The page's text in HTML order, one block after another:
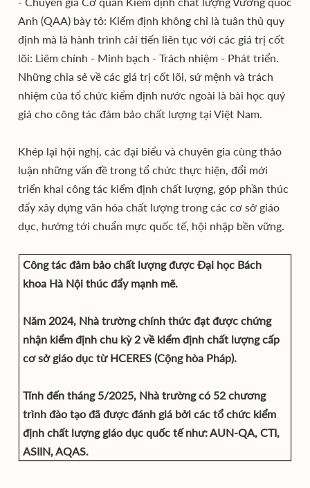
Anh (QAA) bày tỏ: Kiểm định không chỉ là tuân thủ quy
định mà là hành trình cải tiến liên tục với các giá trị cốt
lõi: Liêm chính - Minh bạch - Trách nhiệm - Phát triển.
Những chia sẻ về các giá trị cốt lõi, sứ mệnh và trách
nhiệm của tổ chức kiểm định nước ngoài là bài học quý
giá cho công tác đảm bảo chất lượng tại Việt Nam.
Khép lại hội nghị, các đại biểu và chuyên gia cùng thảo
luận những vấn đề trong tổ chức thực hiện, đổi mới
triển khai công tác kiểm định chất lượng, góp phần thúc
đẩy xây dựng văn hóa chất lượng trong các cơ sở giáo
dục, hướng tới chuẩn mực quốc tế, hội nhập bền vững.
Công tác đảm bảo chất lượng được Đại học Bách
khoa Hà Nội thúc đẩy mạnh mẽ.
Năm 2024, Nhà trường chính thức đạt được chứng
nhận kiểm định chu kỳ 2 về kiểm định chất lượng cấp
cơ sở giáo dục từ HCERES (Cộng hòa Pháp).
Tính đến tháng 5/2025, Nhà trường có 52 chương
trình đào tạo đã được đánh giá bởi các tổ chức kiểm
định chất lượng giáo dục quốc tế như: AUN-QA, CTI,
ASIIN, AQAS.